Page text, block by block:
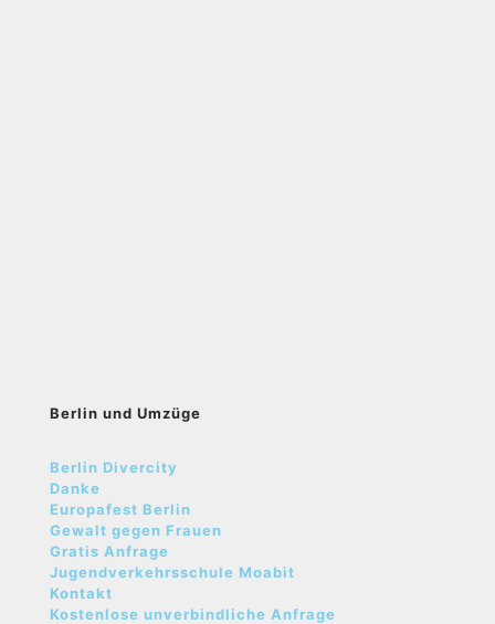
Berlin und Umzüge
Berlin Divercity
Danke
Europafest Berlin
Gewalt gegen Frauen
Gratis Anfrage
Jugendverkehrsschule Moabit
Kontakt
Kostenlose unverbindliche Anfrage